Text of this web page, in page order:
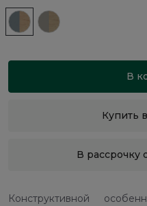
В
Купить
В рассрочку
Конструктивной